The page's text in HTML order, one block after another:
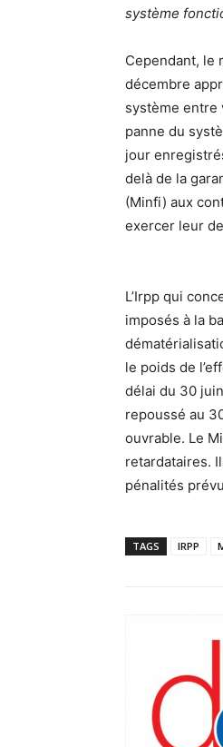
système
Cependant, le
décembre
système entre
panne du
jour
delà de la
(Minfi) aux
exercer leur
L’Irpp qui
imposés à la
le poids de
délai du 30
repoussé au
ouvrable. Le
retardataires.
pénalités
TAGS IRPP